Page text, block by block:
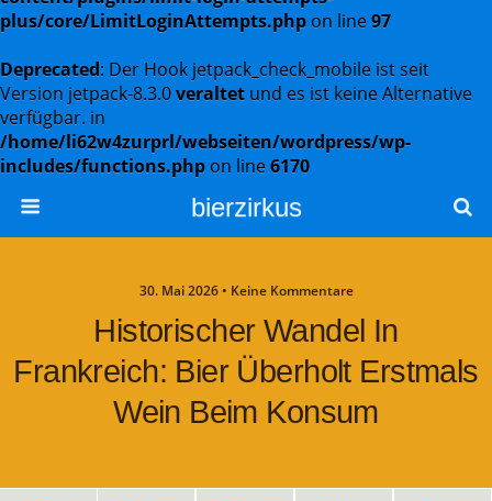
plus/core/LimitLoginAttempts.php on line97
Deprecated: Der Hook jetpack_check_mobile ist seit
Version jetpack-8.3.0veraltet und es ist keine Alternative
verfügbar. in
/home/li62w4zurprl/webseiten/wordpress/wp-
includes/functions.php on line6170
bierzirkus
30. Mai 2026 • Keine Kommentare
Historischer Wandel In
Frankreich: Bier Überholt Erstmals
Wein Beim Konsum